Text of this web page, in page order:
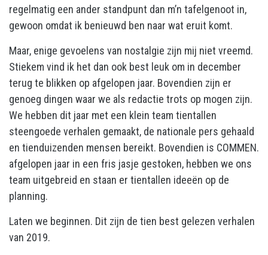
regelmatig een ander standpunt dan m’n tafelgenoot in,
gewoon omdat ik benieuwd ben naar wat eruit komt.
Maar, enige gevoelens van nostalgie zijn mij niet vreemd.
Stiekem vind ik het dan ook best leuk om in december
terug te blikken op afgelopen jaar. Bovendien zijn er
genoeg dingen waar we als redactie trots op mogen zijn.
We hebben dit jaar met een klein team tientallen
steengoede verhalen gemaakt, de nationale pers gehaald
en tienduizenden mensen bereikt. Bovendien is COMMEN.
afgelopen jaar in een fris jasje gestoken, hebben we ons
team uitgebreid en staan er tientallen ideeën op de
planning.
Laten we beginnen. Dit zijn de tien best gelezen verhalen
van 2019.